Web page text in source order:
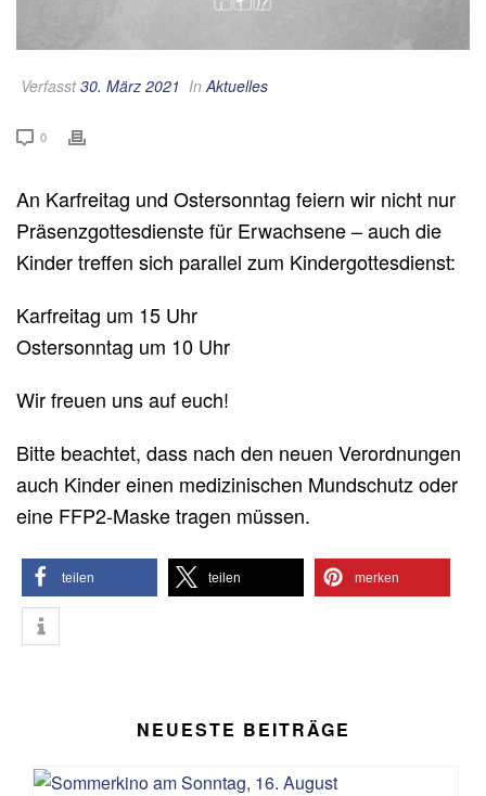
Verfasst30. März 2021 InAktuelles
0
An Karfreitag und Ostersonntag feiern wir nicht nur
Präsenzgottesdienste für Erwachsene – auch die
Kinder treffen sich parallel zum Kindergottesdienst:
Karfreitag um 15 Uhr
Ostersonntag um 10 Uhr
Wir freuen uns auf euch!
Bitte beachtet, dass nach den neuen Verordnungen
auch Kinder einen medizinischen Mundschutz oder
eine FFP2-Maske tragen müssen.
teilen teilen merken
NEUESTE BEITRÄGE